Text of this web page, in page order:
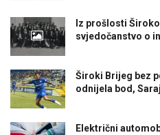
Iz prošlosti
svjedočanstvo o
Široki Brijeg bez
odnijela bod,
Električni